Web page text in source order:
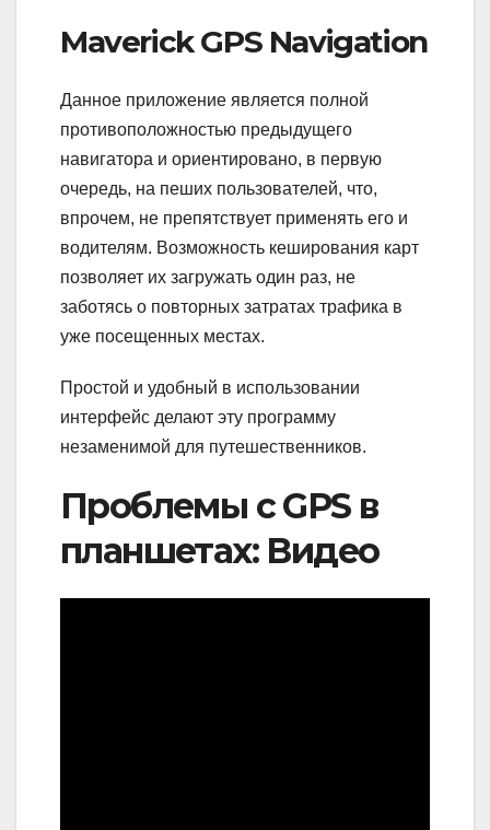
Maverick GPS Navigation
Данное приложение является полной
противоположностью предыдущего
навигатора и ориентировано, в первую
очередь, на пеших пользователей, что,
впрочем, не препятствует применять его и
водителям. Возможность кеширования карт
позволяет их загружать один раз, не
заботясь о повторных затратах трафика в
уже посещенных местах.
Простой и удобный в использовании
интерфейс делают эту программу
незаменимой для путешественников.
Проблемы с GPS в
планшетах: Видео